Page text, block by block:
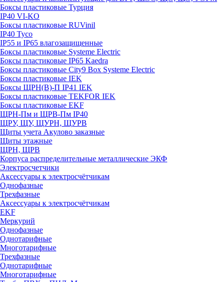
Боксы пластиковые Турция
IP40 VI-KO
Боксы пластиковые RUVinil
IP40 Тусо
IP55 и IP65 влагозащищенные
Боксы пластиковые Systeme Electric
Боксы пластиковые IP65 Kaedra
Боксы пластиковые City9 Box Systeme Electric
Боксы пластиковые IEK
Боксы ЩРН(В)-П IP41 IEK
Боксы пластиковые TEKFOR IEK
Боксы пластиковые EKF
ЩРН-Пм и ЩРВ-Пм IP40
ЩРУ, ЩУ, ЩУРН, ЩУРВ
Щиты учета Акулово заказные
Щиты этажные
ЩРН, ЩРВ
Корпуса распределительные металлические ЭКФ
Электросчетчики
Аксессуары к электросчётчикам
Однофазные
Трехфазные
Аксессуары к электросчётчикам
EKF
Меркурий
Однофазные
Однотарифные
Многотарифные
Трехфазные
Однотарифные
Многотарифные